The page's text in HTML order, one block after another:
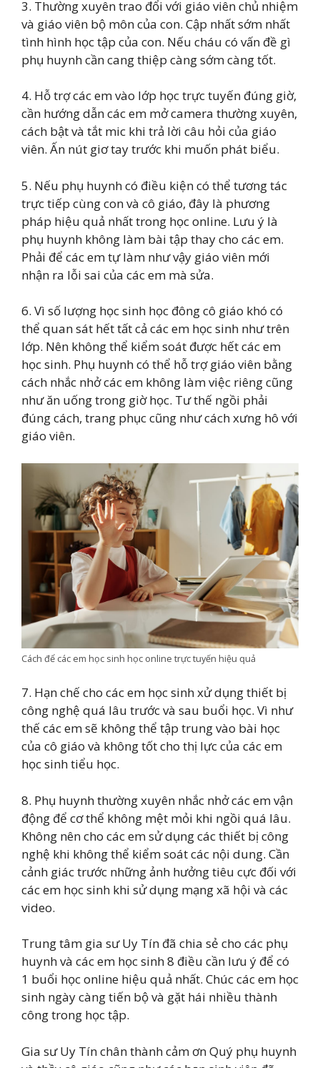
3. Thường xuyên trao đổi với giáo viên chủ nhiệm
và giáo viên bộ môn của con. Cập nhất sớm nhất
tình hình học tập của con. Nếu cháu có vấn đề gì
phụ huynh cần cang thiệp càng sớm càng tốt.
4. Hỗ trợ các em vào lớp học trực tuyến đúng giờ,
cần hướng dẫn các em mở camera thường xuyên,
cách bật và tắt mic khi trả lời câu hỏi của giáo
viên. Ấn nút giơ tay trước khi muốn phát biểu.
5. Nếu phụ huynh có điều kiện có thể tương tác
trực tiếp cùng con và cô giáo, đây là phương
pháp hiệu quả nhất trong học online. Lưu ý là
phụ huynh không làm bài tập thay cho các em.
Phải để các em tự làm như vậy giáo viên mới
nhận ra lỗi sai của các em mà sửa.
6. Vì số lượng học sinh học đông cô giáo khó có
thể quan sát hết tất cả các em học sinh như trên
lớp. Nên không thể kiểm soát được hết các em
học sinh. Phụ huynh có thể hỗ trợ giáo viên bằng
cách nhắc nhở các em không làm việc riêng cũng
như ăn uống trong giờ học. Tư thế ngồi phải
đúng cách, trang phục cũng như cách xưng hô với
giáo viên.
Cách để các em học sinh học online trực tuyến hiệu quả
7. Hạn chế cho các em học sinh xử dụng thiết bị
công nghệ quá lâu trước và sau buổi học. Vì như
thế các em sẽ không thể tập trung vào bài học
của cô giáo và không tốt cho thị lực của các em
học sinh tiểu học.
8. Phụ huynh thường xuyên nhắc nhở các em vận
động để cơ thể không mệt mỏi khi ngồi quá lâu.
Không nên cho các em sử dụng các thiết bị công
nghệ khi không thể kiểm soát các nội dung. Cần
cảnh giác trước những ảnh hưởng tiêu cực đối với
các em học sinh khi sử dụng mạng xã hội và các
video.
Trung tâm gia sư Uy Tín đã chia sẻ cho các phụ
huynh và các em học sinh 8 điều cần lưu ý để có
1 buổi học online hiệu quả nhất. Chúc các em học
sinh ngày càng tiến bộ và gặt hái nhiều thành
công trong học tập.
Gia sư Uy Tín chân thành cảm ơn Quý phụ huynh